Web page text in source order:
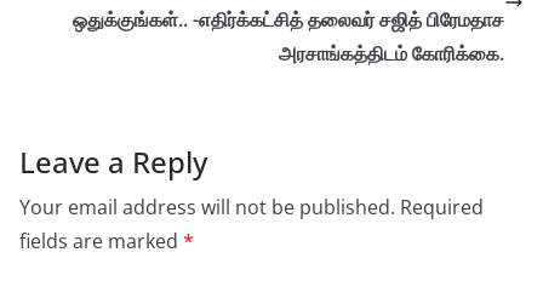
ஒதுக்குங்கள்.. -எதிர்க்கட்சித் தலைவர் சஜித் பிரேமதாச
அரசாங்கத்திடம் கோரிக்கை.
Leave a Reply
Your email address will not be published. Required
fields are marked *